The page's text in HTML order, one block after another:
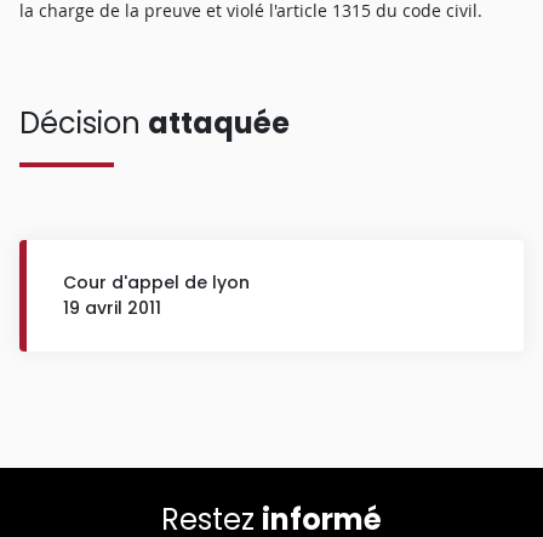
la charge de la preuve et violé l'article 1315 du code civil.
Décision attaquée
Cour d'appel de lyon
19 avril 2011
Restez informé